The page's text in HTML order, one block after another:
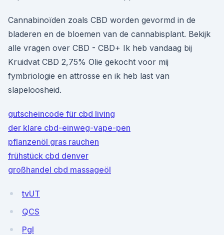
Cannabinoïden zoals CBD worden gevormd in de
bladeren en de bloemen van de cannabisplant. Bekijk
alle vragen over CBD - CBD+ Ik heb vandaag bij
Kruidvat CBD 2,75% Olie gekocht voor mij
fymbriologie en attrosse en ik heb last van
slapeloosheid.
gutscheincode für cbd living
der klare cbd-einweg-vape-pen
pflanzenöl gras rauchen
frühstück cbd denver
großhandel cbd massageöl
tvUT
QCS
PgI